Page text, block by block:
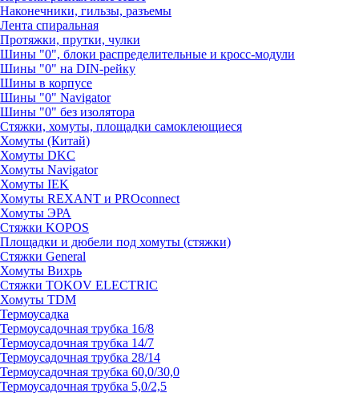
Наконечники, гильзы, разъемы
Лента спиральная
Протяжки, прутки, чулки
Шины "0", блоки распределительные и кросс-модули
Шины "0" на DIN-рейку
Шины в корпусе
Шины "0" Navigator
Шины "0" без изолятора
Стяжки, хомуты, площадки самоклеющиеся
Хомуты (Китай)
Хомуты DKC
Хомуты Navigator
Хомуты IEK
Хомуты REXANT и PROconnect
Хомуты ЭРА
Стяжки KOPOS
Площадки и дюбели под хомуты (стяжки)
Стяжки General
Хомуты Вихрь
Стяжки TOKOV ELECTRIC
Хомуты TDM
Термоусадка
Термоусадочная трубка 16/8
Термоусадочная трубка 14/7
Термоусадочная трубка 28/14
Термоусадочная трубка 60,0/30,0
Термоусадочная трубка 5,0/2,5